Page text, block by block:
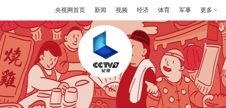
央视网首页 新闻 视频 经济 体育 军事 更多